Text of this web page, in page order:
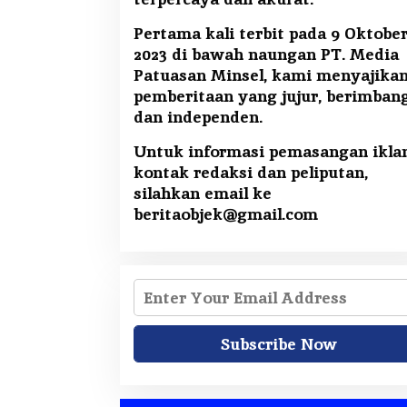
Pertama kali terbit pada 9 Oktober
2023 di bawah naungan PT. Media
Patuasan Minsel, kami
pemberitaan yang jujur,
dan independen.
Untuk informasi pemasangan
kontak redaksi dan peliputan,
silahkan email ke
beritaobjek@gmail.com